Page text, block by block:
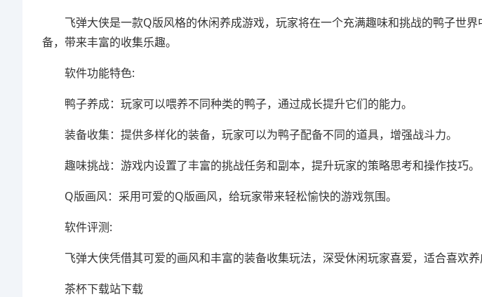
飞弹大侠是一款Q版风格的休闲养成游戏，玩家将在一个充满趣味和挑战的鸭子世界
备，带来丰富的收集乐趣。
软件功能特色:
鸭子养成：玩家可以喂养不同种类的鸭子，通过成长提升它们的能力。
装备收集：提供多样化的装备，玩家可以为鸭子配备不同的道具，增强战斗力。
趣味挑战：游戏内设置了丰富的挑战任务和副本，提升玩家的策略思考和操作技巧。
Q版画风：采用可爱的Q版画风，给玩家带来轻松愉快的游戏氛围。
软件评测:
飞弹大侠凭借其可爱的画风和丰富的装备收集玩法，深受休闲玩家喜爱，适合喜
茶杯下载站下载